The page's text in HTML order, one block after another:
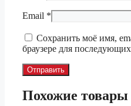
Email *
Сохранить моё имя,
браузере для
Похожие товары